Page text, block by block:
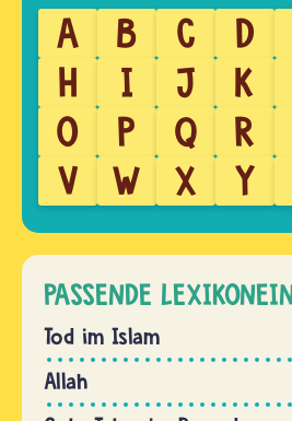
A B C D
H
I J K
O
P Q R
V
W X Y
PASSENDE
Tod im Islam
Allah